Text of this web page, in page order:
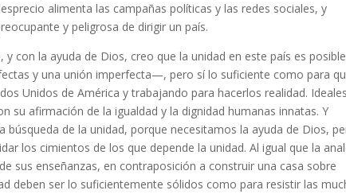
alimenta las campañas políticas y las redes sociales, y
y peligrosa de dirigir un país.
con la ayuda de Dios, creo que la unidad en este país es
y una unión imperfecta—, pero sí lo suficiente como para
Unidos de América y trabajando para hacerlos realidad. Ideales
su afirmación de la igualdad y la dignidad humanas innatas. Y
de la unidad, porque necesitamos la ayuda de Dios,
los cimientos de los que depende la unidad. Al igual que la
sus enseñanzas, en contraposición a construir una casa sobre
deben ser lo suficientemente sólidos como para resistir las